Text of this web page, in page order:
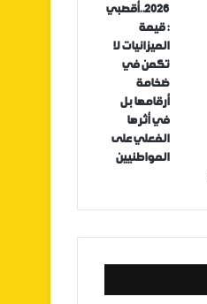
2026..أقصبي
: قيمة
الميزانيات لا
تكمن في
ضخامة
أرقامها بل
في أثرها
الفعلي على
المواطنيين